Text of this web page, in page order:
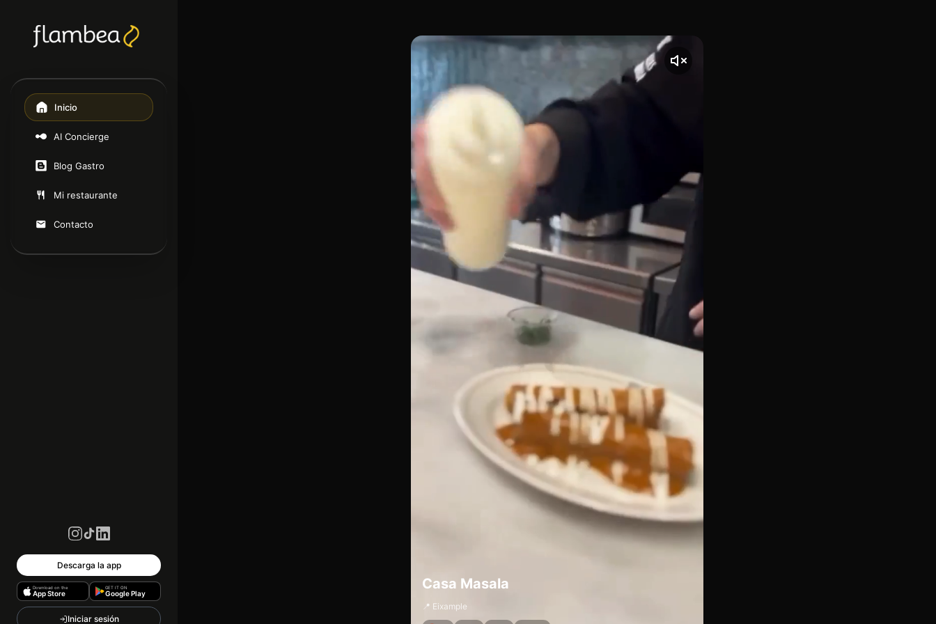
Inicio
AI Concierge
Blog Gastro
Mi restaurante
Contacto
Descarga la app
Download on the
App Store
GET IT ON
Google Play
Iniciar sesión
Casa Masala
📍 Eixample
Casa Masala es un restaurante de cocina india en el Carrer de Muntaner 152 de Barcelona, en el
[00:00 - Escena 1: Introducción y Ambiente] El vídeo comienza con una toma de Casa Masala,